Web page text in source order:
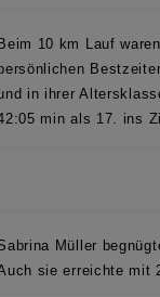
Beim 10 km Lauf waren
in ihrer
min als 17. ins
Müller
sie erreichte mit